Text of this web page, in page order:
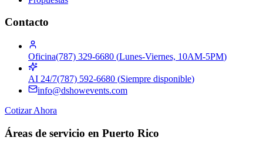
Contacto
Oficina(787) 329-6680 (Lunes-Viernes, 10AM-5PM)
AI 24/7(787) 592-6680 (Siempre disponible)
info@dshowevents.com
Cotizar Ahora
Áreas de servicio en Puerto Rico